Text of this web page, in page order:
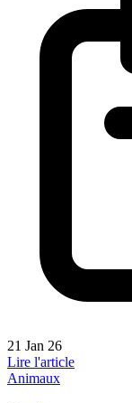
21 Jan 26
Lire l'article
Animaux